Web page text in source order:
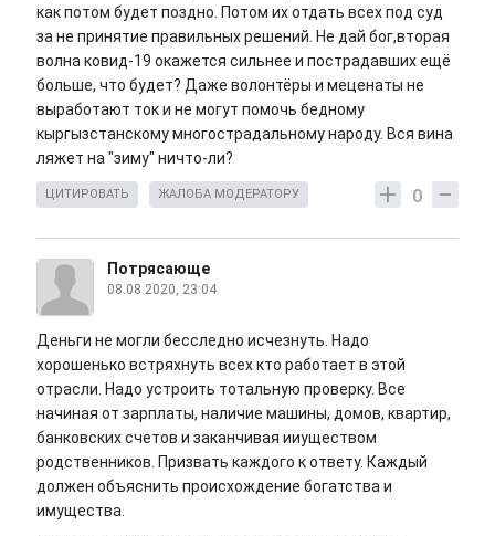
как потом будет поздно. Потом их отдать всех под суд
за не принятие правильных решений. Не дай бог,вторая
волна ковид-19 окажется сильнее и пострадавших ещё
больше, что будет? Даже волонтёры и меценаты не
выработают ток и не могут помочь бедному
кыргызстанскому многострадальному народу. Вся вина
ляжет на "зиму" ничто-ли?
0
ЦИТИРОВАТЬ ЖАЛОБА МОДЕРАТОРУ
Потрясающе
08.08.2020, 23:04
Деньги не могли бесследно исчезнуть. Надо
хорошенько встряхнуть всех кто работает в этой
отрасли. Надо устроить тотальную проверку. Все
начиная от зарплаты, наличие машины, домов, квартир,
банковских счетов и заканчивая ииуществом
родственников. Призвать каждого к ответу. Каждый
должен объяснить происхождение богатства и
имущества.